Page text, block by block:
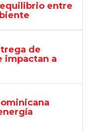
entre
de
impactan a